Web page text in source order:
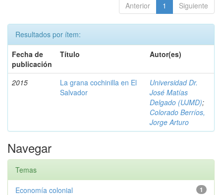
Anterior 1 Siguiente
Resultados por ítem:
Fecha de
publicación
Título Autor(es)
2015
La grana cochinilla en El
Salvador
Universidad Dr.
José Matías
Delgado (UJMD);
Colorado Berríos,
Jorge Arturo
Navegar
Temas
1
Economía colonial